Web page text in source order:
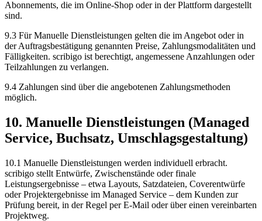
Abonnements, die im Online-Shop oder in der Plattform dargestellt
sind.
9.3 Für Manuelle Dienstleistungen gelten die im Angebot oder in
der Auftragsbestätigung genannten Preise, Zahlungsmodalitäten und
Fälligkeiten. scribigo ist berechtigt, angemessene Anzahlungen oder
Teilzahlungen zu verlangen.
9.4 Zahlungen sind über die angebotenen Zahlungsmethoden
möglich.
10. Manuelle Dienstleistungen (Managed
Service, Buchsatz, Umschlagsgestaltung)
10.1 Manuelle Dienstleistungen werden individuell erbracht.
scribigo stellt Entwürfe, Zwischenstände oder finale
Leistungsergebnisse – etwa Layouts, Satzdateien, Coverentwürfe
oder Projektergebnisse im Managed Service – dem Kunden zur
Prüfung bereit, in der Regel per E-Mail oder über einen vereinbarten
Projektweg.